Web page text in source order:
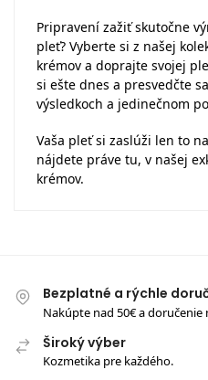
Pripravení zažiť skutočne
pleť? Vyberte si z našej
krémov a doprajte svojej
si ešte dnes a presvedčte
výsledkoch a jedinečnom
Vaša pleť si zaslúži len to
nájdete práve tu, v našej
krémov.
Bezplatné a rýchle
Nakúpte nad 50€ a doručenie
Široký výber
Kozmetika pre každého.